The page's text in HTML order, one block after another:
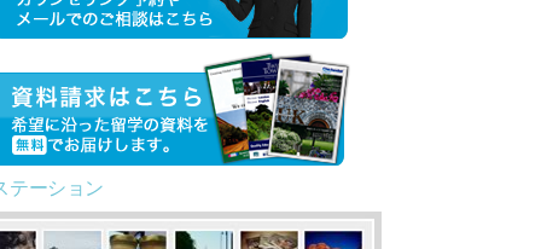
テーション